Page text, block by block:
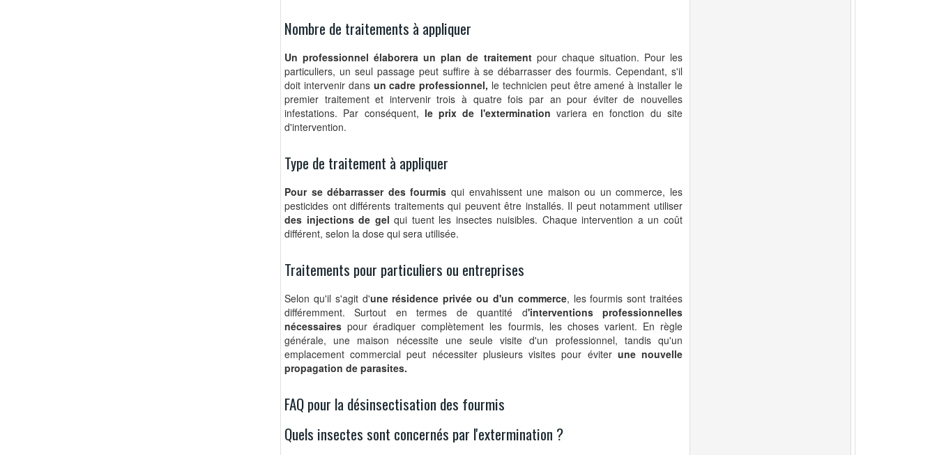
Nombre de traitements à appliquer
Un professionnel élaborera un plan de traitementpour chaque situation. Pour les
particuliers, un seul passage peut suffire à se débarrasser des fourmis. Cependant, s'il
doit intervenir dans un cadre professionnel, le technicien peut être amené à installer le
premier traitement et intervenir trois à quatre fois par an pour éviter de nouvelles
infestations. Par conséquent, le prix de l'extermination variera en fonction du site
d'intervention.
Type de traitement à appliquer
Pour se débarrasser des fourmis qui envahissent une maison ou un commerce, les
pesticides ont différents traitements qui peuvent être installés. Il peut notamment utiliser
des injections de gelqui tuent les insectes nuisibles. Chaque intervention a un coût
différent, selon la dose qui sera utilisée.
Traitements pour particuliers ou entreprises
Selon qu'il s'agit d'une résidence privée ou d'un commerce, les fourmis sont traitées
différemment. Surtout en termes de quantité d'interventions professionnelles
nécessaires pour éradiquer complètement les fourmis, les choses varient. En règle
générale, une maison nécessite une seule visite d'un professionnel, tandis qu'un
emplacement commercial peut nécessiter plusieurs visites pour éviterune nouvelle
propagation de parasites.
FAQ pour la désinsectisation des fourmis
Quels insectes sont concernés par l'extermination ?